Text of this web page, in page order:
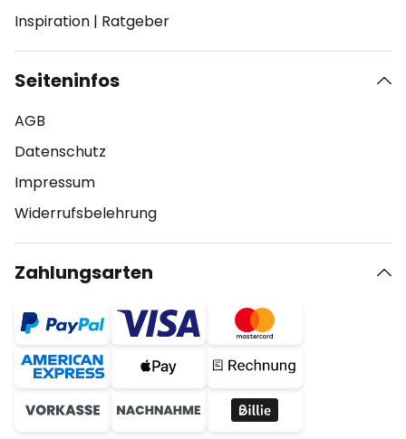
Inspiration | Ratgeber
Seiteninfos
AGB
Datenschutz
Impressum
Widerrufsbelehrung
Zahlungsarten